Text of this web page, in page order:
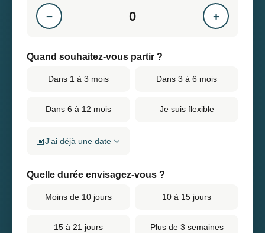
− 0 +
Quand souhaitez-vous partir ?
Dans 1 à 3 mois Dans 3 à 6 mois
Dans 6 à 12 mois Je suis flexible
📅J'ai déjà une date
Quelle durée envisagez-vous ?
Moins de 10 jours 10 à 15 jours
15 à 21 jours Plus de 3 semaines